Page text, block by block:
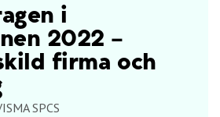
i
2022 –
firma och
SPCS